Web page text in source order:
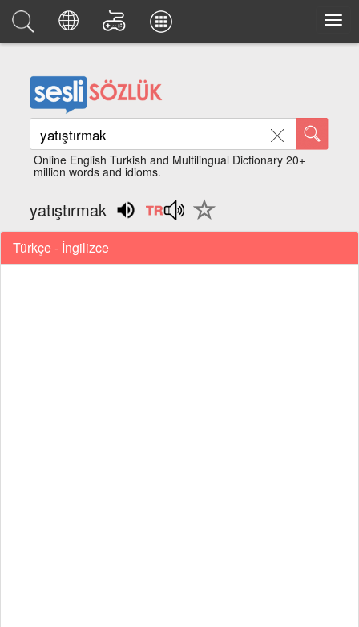
Online English Turkish and Multilingual Dictionary 20+
million words and idioms.
yatıştırmak
Türkçe - İngilizce